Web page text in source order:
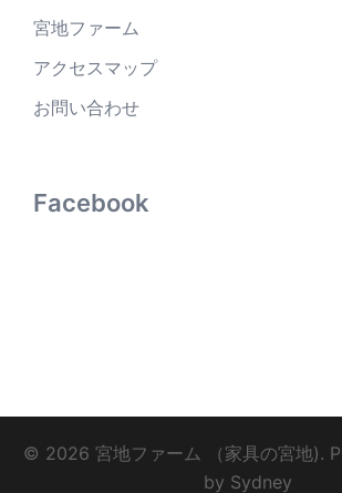
宮地ファーム
アクセスマップ
お問い合わせ
Facebook
© 2026 宮地ファーム （家具の宮地).
by Sydney